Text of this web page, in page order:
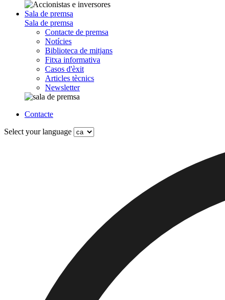
Sala de premsa
Sala de premsa
Contacte de premsa
Notícies
Biblioteca de mitjans
Fitxa informativa
Casos d'èxit
Articles tècnics
Newsletter
Contacte
Select your language